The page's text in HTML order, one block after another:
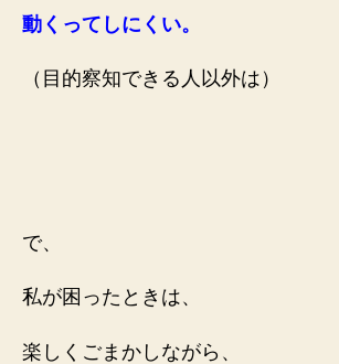
動くってしにくい。
（目的察知できる人以外は）
で、
私が困ったときは、
楽しくごまかしながら、